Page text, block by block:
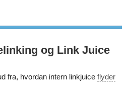
og Link Juice
fra, hvordan intern linkjuice flyder